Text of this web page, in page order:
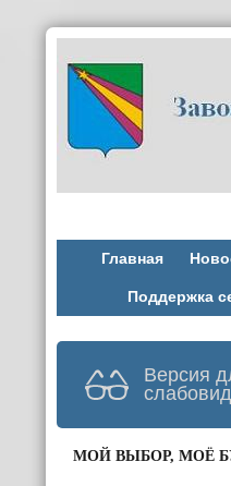
Главная
Поддержка
Версия
МОЙ ВЫБОР, МОЁ